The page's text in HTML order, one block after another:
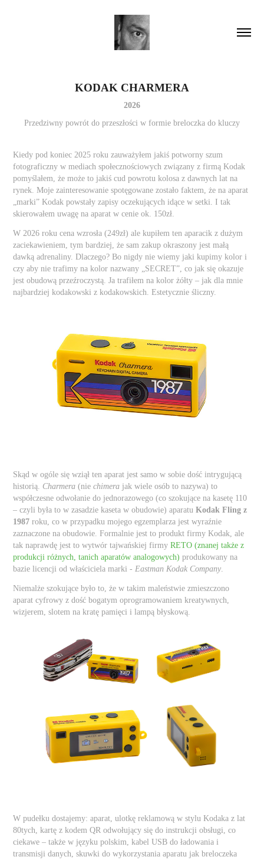
KODAK CHARMERA
2026
Przedziwny powrót do przeszłości w formie breloczka do kluczy
Kiedy pod koniec 2025 roku zauważyłem jakiś potworny szum
fotograficzny w mediach społecznościowych związany z firmą Kodak
pomyślałem, że może to jakiś cud powrotu kolosa z dawnych lat na
rynek. Moje zainteresowanie spotęgowane zostało faktem, że na aparat
„marki” Kodak powstały zapisy oczekujących idące w setki. I tak
skierowałem uwagę na aparat w cenie ok. 150zł.
W 2026 roku cena wzrosła (249zł) ale kupiłem ten aparacik z dużym
zaciekawieniem, tym bardziej, że sam zakup okraszony jest małą
dawką adrenaliny. Dlaczego? Bo nigdy nie wiemy jaki kupimy kolor i
czy aby nie trafimy na kolor nazwany „SECRET”, co jak się okazuje
jest obudową przeźroczystą. Ja trafiłem na kolor żółty – jak dla mnie
najbardziej kodakowski z kodakowskich. Estetycznie śliczny.
Skąd w ogóle się wziął ten aparat jest samo w sobie dość intrygującą
historią. Charmera (niechimera jak wiele osób to nazywa) to
współczesne odwołanie do jednorazowego (co szokujące na kasetę 110
– czyli była to w zasadzie kaseta w obudowie) aparatuKodak Fling z
1987 roku, co w przypadku mojego egzemplarza jest wyraźnie
zaznaczone na obudowie. Formalnie jest to produkt firmy Kodak, ale
tak naprawdę jest to wytwór tajwańskiej firmyRETO (znanej także z
produkcji różnych, tanich aparatów analogowych) produkowany na
bazie licencji od właściciela marki -Eastman Kodak Company.
Niemalże szokujące było to, że w takim maleństwie zmieszczono
aparat cyfrowy z dość bogatym oprogramowaniem kreatywnych,
wizjerem, slotem na kratę pamięci i lampą błyskową.
W pudełku dostajemy: aparat, ulotkę reklamową w stylu Kodaka z lat
80tych, kartę z kodem QR odwołujący się do instrukcji obsługi, co
ciekawe – także w języku polskim, kabel USB do ładowania i
transmisji danych, skuwki do wykorzystania aparatu jak breloczeka